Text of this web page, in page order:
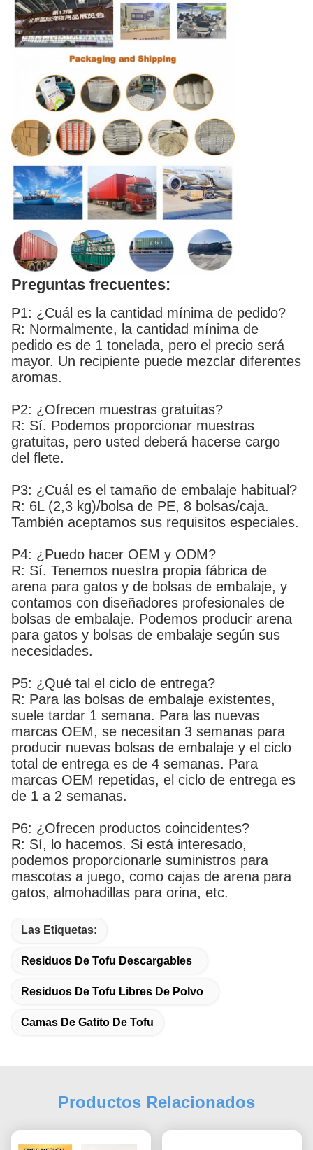
Preguntas frecuentes:
P1: ¿Cuál es la cantidad mínima de pedido?
R: Normalmente, la cantidad mínima de
pedido es de 1 tonelada, pero el precio será
mayor. Un recipiente puede mezclar diferentes
aromas.
P2: ¿Ofrecen muestras gratuitas?
R: Sí. Podemos proporcionar muestras
gratuitas, pero usted deberá hacerse cargo
del flete.
P3: ¿Cuál es el tamaño de embalaje habitual?
R: 6L (2,3 kg)/bolsa de PE, 8 bolsas/caja.
También aceptamos sus requisitos especiales.
P4: ¿Puedo hacer OEM y ODM?
R: Sí. Tenemos nuestra propia fábrica de
arena para gatos y de bolsas de embalaje, y
contamos con diseñadores profesionales de
bolsas de embalaje. Podemos producir arena
para gatos y bolsas de embalaje según sus
necesidades.
P5: ¿Qué tal el ciclo de entrega?
R: Para las bolsas de embalaje existentes,
suele tardar 1 semana. Para las nuevas
marcas OEM, se necesitan 3 semanas para
producir nuevas bolsas de embalaje y el ciclo
total de entrega es de 4 semanas. Para
marcas OEM repetidas, el ciclo de entrega es
de 1 a 2 semanas.
P6: ¿Ofrecen productos coincidentes?
R: Sí, lo hacemos. Si está interesado,
podemos proporcionarle suministros para
mascotas a juego, como cajas de arena para
gatos, almohadillas para orina, etc.
Las Etiquetas:
Residuos De Tofu Descargables
Residuos De Tofu Libres De Polvo
Camas De Gatito De Tofu
Productos Relacionados